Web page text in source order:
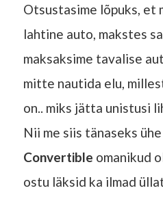
Otsustasime lõpuks, et
lahtine auto, makstes
maksaksime tavalise
mitte nautida elu,
on.. miks jätta unistusi
Nii me siis tänaseks
Convertible omanikud
ostu läksid ka ilmad